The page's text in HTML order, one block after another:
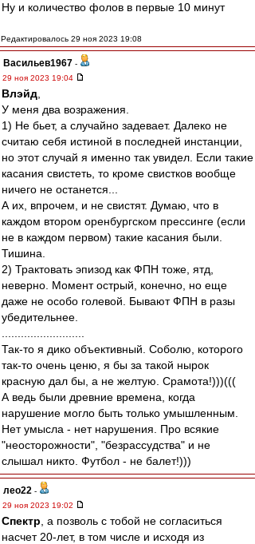
Ну и количество фолов в первые 10 минут
Редактировалось 29 ноя 2023 19:08
Васильев1967 -
29 ноя 2023 19:04
Влэйд
У меня два возражения.
1) Не бьет, а случайно задевает. Далеко не
считаю себя истиной в последней инстанции,
но этот случай я именно так увидел. Если такие
касания свистеть, то кроме свистков вообще
ничего не останется...
А их, впрочем, и не свистят. Думаю, что в
каждом втором оренбургском прессинге (если
не в каждом первом) такие касания были.
Тишина.
2) Трактовать эпизод как ФПН тоже, ятд,
неверно. Момент острый, конечно, но еще
даже не особо голевой. Бывают ФПН в разы
убедительнее.
Так-то я дико объективный. Соболю, которого
так-то очень ценю, я бы за такой нырок
красную дал бы, а не желтую. Срамота!)))(((
А ведь были древние времена, когда
нарушение могло быть только умышленным.
Нет умысла - нет нарушения. Про всякие
"неосторожности", "безрассудства" и не
слышал никто. Футбол - не балет!)))
лео22 -
29 ноя 2023 19:02
Спектр , а позволь с тобой не согласиться
насчет 20-лет, в том числе и исходя из